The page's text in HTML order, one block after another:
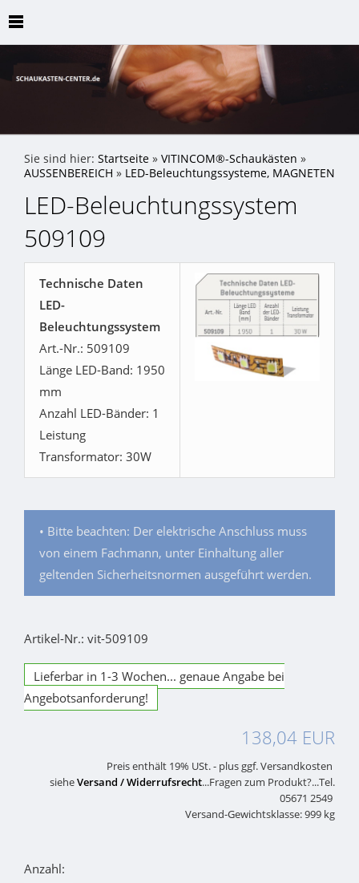
Sie sind hier: Startseite » VITINCOM®-Schaukästen »
AUSSENBEREICH » LED-Beleuchtungssysteme, MAGNETEN
LED-Beleuchtungssystem
509109
Technische Daten
LED-
Beleuchtungssystem
Art.-Nr.: 509109
Länge LED-Band: 1950
mm
Anzahl LED-Bänder: 1
Leistung
Transformator: 30W
• Bitte beachten: Der elektrische Anschluss muss
von einem Fachmann, unter Einhaltung aller
geltenden Sicherheitsnormen ausgeführt werden.
Artikel-Nr.: vit-509109
Lieferbar in 1-3 Wochen... genaue Angabe bei
Angebotsanforderung!
138,04 EUR
Preis enthält 19% USt. - plus ggf. Versandkosten
sieheVersand / Widerrufsrecht...Fragen zum Produkt?...Tel.
05671 2549
Versand-Gewichtsklasse: 999 kg
Anzahl: